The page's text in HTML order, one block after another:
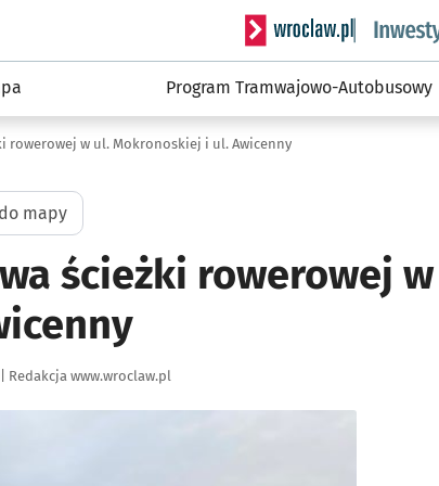
Serwis informacyjny
Program Tramwajowo-Autobusowy
rowerowej w ul. Mokronoskiej i ul. Awicenny
mapy
ścieżki rowerowej
Autor:
Redakcja www.wroclaw.pl